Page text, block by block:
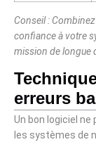
Conseil :
confiance à votre
mission de longue
erreurs
Un bon logiciel
les systèmes de